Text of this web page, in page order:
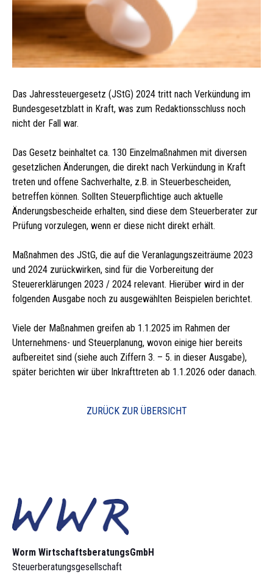
Das Jahressteuergesetz (JStG) 2024 tritt nach Verkündung im
Bundesgesetzblatt in Kraft, was zum Redaktionsschluss noch
nicht der Fall war.
Das Gesetz beinhaltet ca. 130 Einzelmaßnahmen mit diversen
gesetzlichen Änderungen, die direkt nach Verkündung in Kraft
treten und offene Sachverhalte, z.B. in Steuerbescheiden,
betreffen können. Sollten Steuerpflichtige auch aktuelle
Änderungsbescheide erhalten, sind diese dem Steuerberater zur
Prüfung vorzulegen, wenn er diese nicht direkt erhält.
Maßnahmen des JStG, die auf die Veranlagungszeiträume 2023
und 2024 zurückwirken, sind für die Vorbereitung der
Steuererklärungen 2023 / 2024 relevant. Hierüber wird in der
folgenden Ausgabe noch zu ausgewählten Beispielen berichtet.
Viele der Maßnahmen greifen ab 1.1.2025 im Rahmen der
Unternehmens- und Steuerplanung, wovon einige hier bereits
aufbereitet sind (siehe auch Ziffern 3. – 5. in dieser Ausgabe),
später berichten wir über Inkrafttreten ab 1.1.2026 oder danach.
ZURÜCK ZUR ÜBERSICHT
Worm Wirtschaftsberatungs­GmbH
Steuerberatungsgesellschaft